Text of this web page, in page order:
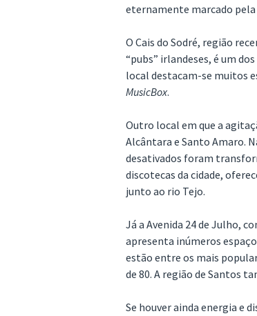
eternamente marcado pela
O Cais do Sodré, região
“pubs” irlandeses, é um
local destacam-se muitos
MusicBox.
Outro local em que a
Alcântara e Santo Amaro.
desativados foram
discotecas da cidade,
junto ao rio Tejo.
Já a Avenida 24 de Julho,
apresenta inúmeros
estão entre os mais
de 80. A região de Santos
Se houver ainda energia e